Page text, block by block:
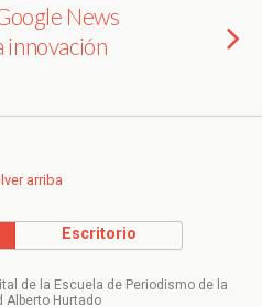
News
innovación
arriba
Escritorio
de la Escuela de Periodismo de la
Alberto Hurtado